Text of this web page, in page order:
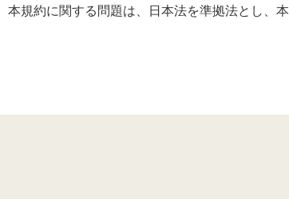
本規約に関する問題は、日本法を準拠法とし、